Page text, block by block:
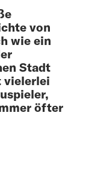
von
wie ein
Stadt
vielerlei
öfter